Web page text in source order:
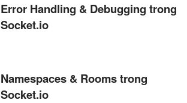
Error Handling & Debugging trong
Socket.io
Namespaces & Rooms trong
Socket.io